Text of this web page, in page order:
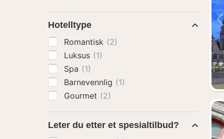
Hotelltype
Romantisk (2)
Luksus (1)
Spa (1)
Barnevennlig (1)
Gourmet (2)
Leter du etter et spesialtilbud?